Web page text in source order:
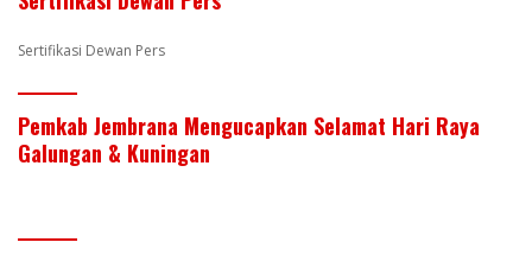
p
Sertifikasi Dewan Pers
Pemkab Jembrana Mengucapkan Selamat Hari Raya
Galungan & Kuningan